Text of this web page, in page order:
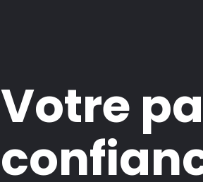
Votre